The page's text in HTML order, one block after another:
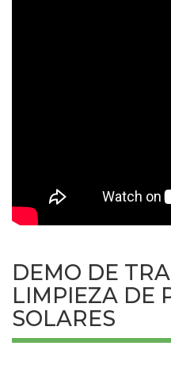
DEMO DE
LIMPIEZA DE
SOLARES